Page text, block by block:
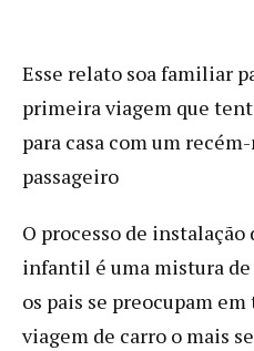
Esse relato soa familiar
primeira viagem que
para casa com um
passageiro
O processo de
infantil é uma mistura
os pais se preocupam
viagem de carro o mais